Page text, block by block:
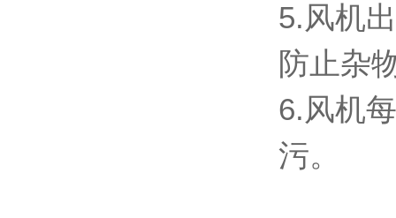
5.风机
防止杂
6.风机
污。